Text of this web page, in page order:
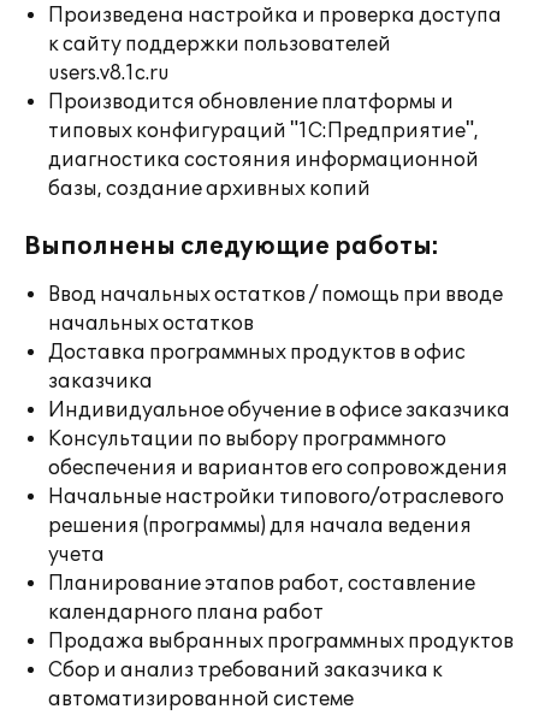
Произведена настройка и проверка доступа
к сайту поддержки пользователей
users.v8.1c.ru
Производится обновление платформы и
типовых конфигураций "1С:Предприятие",
диагностика состояния информационной
базы, создание архивных копий
Выполнены следующие работы:
Ввод начальных остатков / помощь при вводе
начальных остатков
Доставка программных продуктов в офис
заказчика
Индивидуальное обучение в офисе заказчика
Консультации по выбору программного
обеспечения и вариантов его сопровождения
Начальные настройки типового/отраслевого
решения (программы) для начала ведения
учета
Планирование этапов работ, составление
календарного плана работ
Продажа выбранных программных продуктов
Сбор и анализ требований заказчика к
автоматизированной системе